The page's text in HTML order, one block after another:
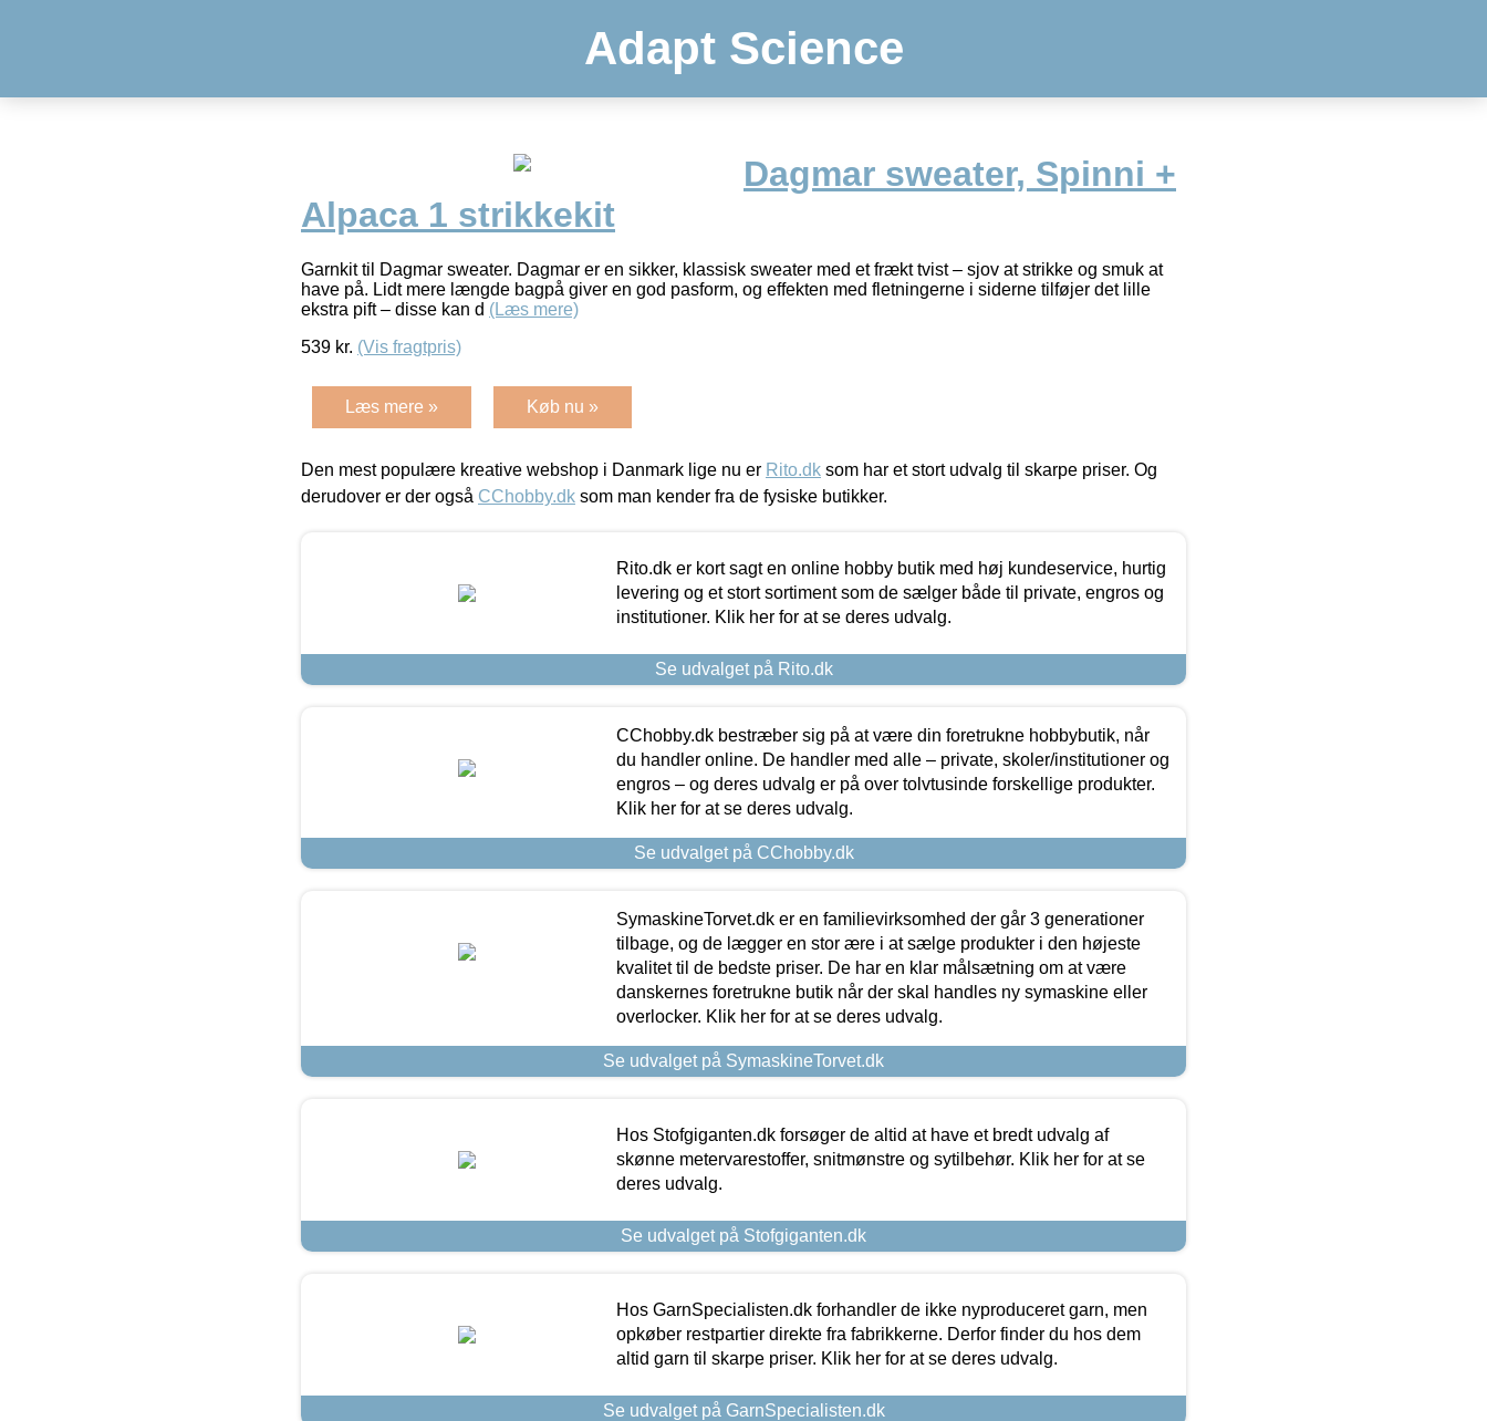
Adapt Science
Dagmar sweater, Spinni +
Alpaca 1 strikkekit
Garnkit til Dagmar sweater. Dagmar er en sikker, klassisk sweater med et frækt tvist – sjov at strikke og smuk at
have på. Lidt mere længde bagpå giver en god pasform, og effekten med fletningerne i siderne tilføjer det lille
ekstra pift – disse kan d (Læs mere)
539 kr. (Vis fragtpris)
Læs mere » Køb nu »
Den mest populære kreative webshop i Danmark lige nu er Rito.dk som har et stort udvalg til skarpe priser. Og
derudover er der også CChobby.dk som man kender fra de fysiske butikker.
Rito.dk er kort sagt en online hobby butik med høj kundeservice, hurtig
levering og et stort sortiment som de sælger både til private, engros og
institutioner. Klik her for at se deres udvalg.
Se udvalget på Rito.dk
CChobby.dk bestræber sig på at være din foretrukne hobbybutik, når
du handler online. De handler med alle – private, skoler/institutioner og
engros – og deres udvalg er på over tolvtusinde forskellige produkter.
Klik her for at se deres udvalg.
Se udvalget på CChobby.dk
SymaskineTorvet.dk er en familievirksomhed der går 3 generationer
tilbage, og de lægger en stor ære i at sælge produkter i den højeste
kvalitet til de bedste priser. De har en klar målsætning om at være
danskernes foretrukne butik når der skal handles ny symaskine eller
overlocker. Klik her for at se deres udvalg.
Se udvalget på SymaskineTorvet.dk
Hos Stofgiganten.dk forsøger de altid at have et bredt udvalg af
skønne metervarestoffer, snitmønstre og sytilbehør. Klik her for at se
deres udvalg.
Se udvalget på Stofgiganten.dk
Hos GarnSpecialisten.dk forhandler de ikke nyproduceret garn, men
opkøber restpartier direkte fra fabrikkerne. Derfor finder du hos dem
altid garn til skarpe priser. Klik her for at se deres udvalg.
Se udvalget på GarnSpecialisten.dk